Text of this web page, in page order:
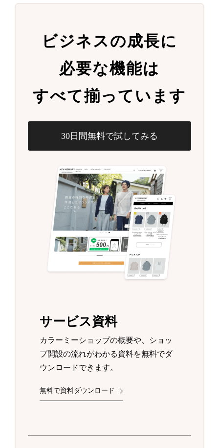
ビジネスの成長に
必要な機能は
すべて揃っています
30日間無料で試してみる
サービス資料
カラーミーショップの概要や、ショッ
プ開設の流れがわかる資料を無料でダ
ウンロードできます。
無料で資料ダウンロード